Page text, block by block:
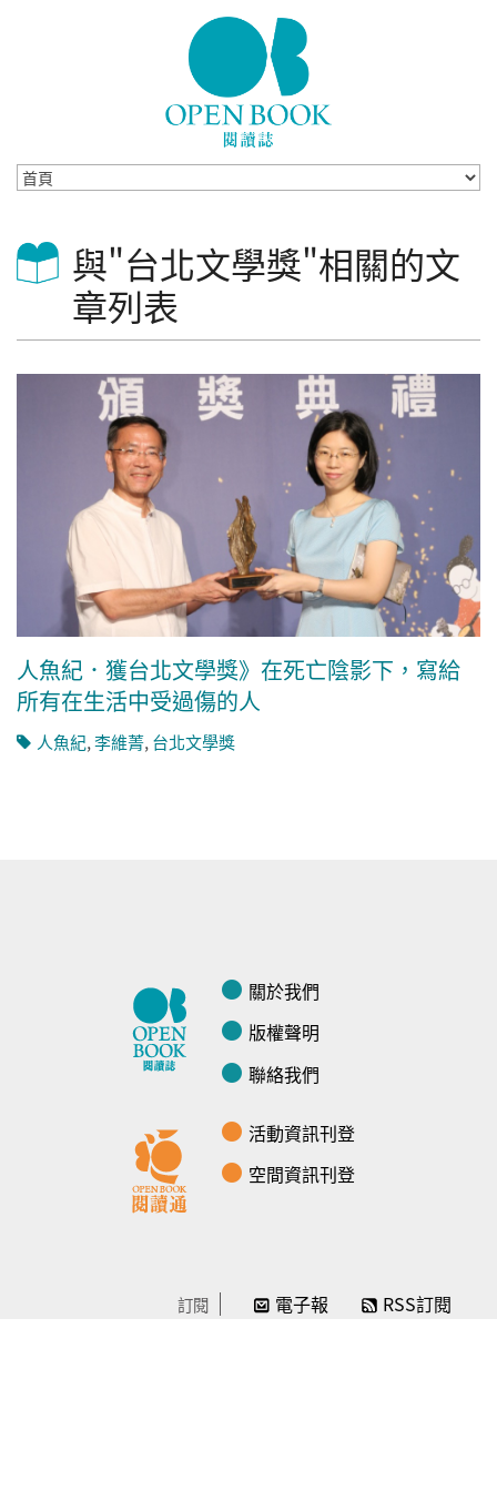
與"台北文學獎"相關的文
章列表
人魚紀．獲台北文學獎》在死亡陰影下，寫給
所有在生活中受過傷的人
人魚紀,李維菁,台北文學獎
關於我們
版權聲明
聯絡我們
活動資訊刊登
空間資訊刊登
訂閱 電子報 RSS訂閱